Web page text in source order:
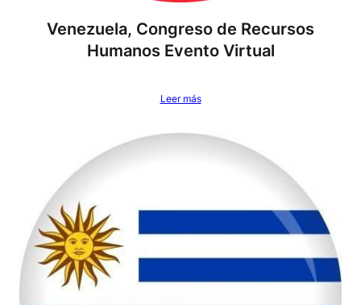
Venezuela, Congreso de Recursos
Humanos Evento Virtual
Leer más